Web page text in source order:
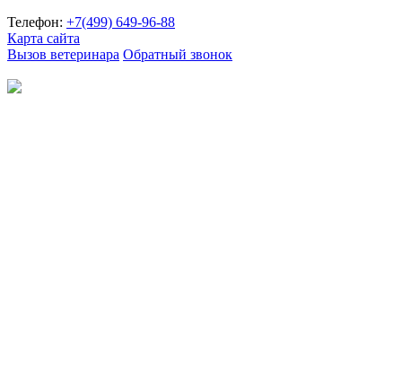
Телефон: +7(499) 649-96-88
Карта сайта
Вызов ветеринара Обратный звонок